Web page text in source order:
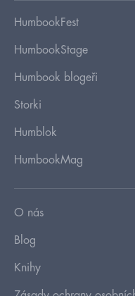
HumbookFest
HumbookStage
Humbook blogeři
Storki
Humblok
HumbookMag
O nás
Blog
Knihy